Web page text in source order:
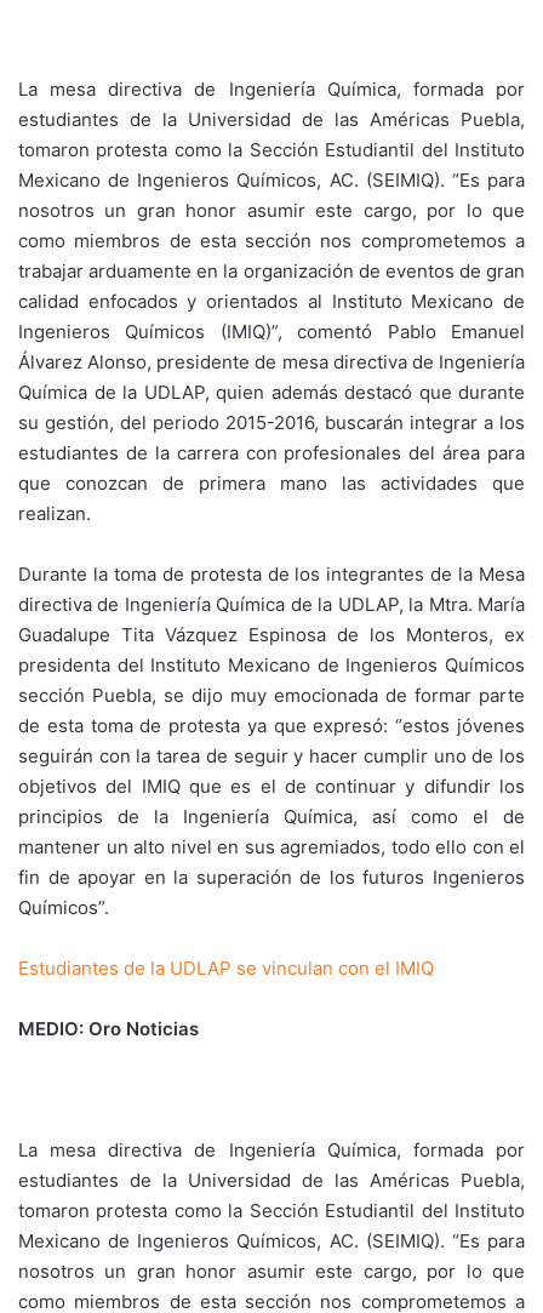
La mesa directiva de Ingeniería Química, formada por
estudiantes de la Universidad de las Américas Puebla,
tomaron protesta como la Sección Estudiantil del Instituto
Mexicano de Ingenieros Químicos, AC. (SEIMIQ). “Es para
nosotros un gran honor asumir este cargo, por lo que
como miembros de esta sección nos comprometemos a
trabajar arduamente en la organización de eventos de gran
calidad enfocados y orientados al Instituto Mexicano de
Ingenieros Químicos (IMIQ)”, comentó Pablo Emanuel
Álvarez Alonso, presidente de mesa directiva de Ingeniería
Química de la UDLAP, quien además destacó que durante
su gestión, del periodo 2015-2016, buscarán integrar a los
estudiantes de la carrera con profesionales del área para
que conozcan de primera mano las actividades que
realizan.
Durante la toma de protesta de los integrantes de la Mesa
directiva de Ingeniería Química de la UDLAP, la Mtra. María
Guadalupe Tita Vázquez Espinosa de los Monteros, ex
presidenta del Instituto Mexicano de Ingenieros Químicos
sección Puebla, se dijo muy emocionada de formar parte
de esta toma de protesta ya que expresó: “estos jóvenes
seguirán con la tarea de seguir y hacer cumplir uno de los
objetivos del IMIQ que es el de continuar y difundir los
principios de la Ingeniería Química, así como el de
mantener un alto nivel en sus agremiados, todo ello con el
fin de apoyar en la superación de los futuros Ingenieros
Químicos”.
Estudiantes de la UDLAP se vinculan con el IMIQ
MEDIO: Oro Noticias
La mesa directiva de Ingeniería Química, formada por
estudiantes de la Universidad de las Américas Puebla,
tomaron protesta como la Sección Estudiantil del Instituto
Mexicano de Ingenieros Químicos, AC. (SEIMIQ). “Es para
nosotros un gran honor asumir este cargo, por lo que
como miembros de esta sección nos comprometemos a